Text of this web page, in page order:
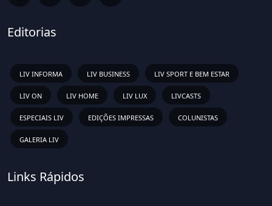
Editorias
LIV INFORMA LIV BUSINESS LIV SPORT E BEM ESTAR
LIV ON LIV HOME LIV LUX LIVCASTS
ESPECIAIS LIV EDIÇÕES IMPRESSAS COLUNISTAS
GALERIA LIV
Links Rápidos